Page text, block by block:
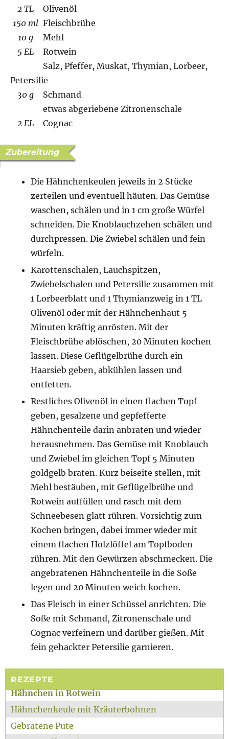
2 TL
Olivenöl
150 ml Fleischbrühe
10 g
Mehl
5 EL
Rotwein
Salz, Pfeffer, Muskat, Thymian, Lorbeer,
Petersilie
30 g
Schmand
etwas abgeriebene Zitronenschale
2 EL
Cognac
Zubereitung
Die Hähnchenkeulen jeweils in 2 Stücke
zerteilen und eventuell häuten. Das Gemüse
waschen, schälen und in 1 cm große Würfel
schneiden. Die Knoblauchzehen schälen und
durchpressen. Die Zwiebel schälen und fein
würfeln.
Karottenschalen, Lauchspitzen,
Zwiebelschalen und Petersilie zusammen mit
1 Lorbeerblatt und 1 Thymianzweig in 1 TL
Olivenöl oder mit der Hähnchenhaut 5
Minuten kräftig anrösten. Mit der
Fleischbrühe ablöschen, 20 Minuten kochen
lassen. Diese Geflügelbrühe durch ein
Haarsieb geben, abkühlen lassen und
entfetten.
Restliches Olivenöl in einen flachen Topf
geben, gesalzene und gepfefferte
Hähnchenteile darin anbraten und wieder
herausnehmen. Das Gemüse mit Knoblauch
und Zwiebel im gleichen Topf 5 Minuten
goldgelb braten. Kurz beiseite stellen, mit
Mehl bestäuben, mit Geflügelbrühe und
Rotwein auffüllen und rasch mit dem
Schneebesen glatt rühren. Vorsichtig zum
Kochen bringen, dabei immer wieder mit
einem flachen Holzlöffel am Topfboden
rühren. Mit den Gewürzen abschmecken. Die
angebratenen Hähnchenteile in die Soße
legen und 20 Minuten weich kochen.
Das Fleisch in einer Schüssel anrichten. Die
Soße mit Schmand, Zitronenschale und
Cognac verfeinern und darüber gießen. Mit
fein gehackter Petersilie garnieren.
REZEPTE
Hähnchen in Rotwein
Hähnchenkeule mit Kräuterbohnen
Gebratene Pute